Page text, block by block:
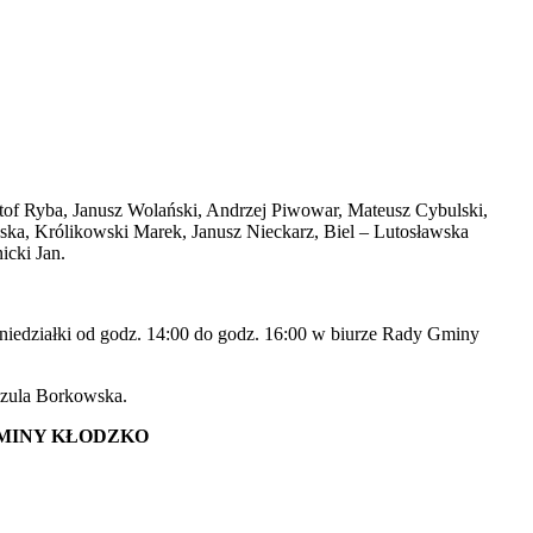
Ryba, Janusz Wolański, Andrzej Piwowar, Mateusz Cybulski,
Królikowski Marek, Janusz Nieckarz, Biel – Lutosławska
Jan.
od godz. 14:00 do godz. 16:00 w biurze Rady Gminy
Borkowska.
KŁODZKO